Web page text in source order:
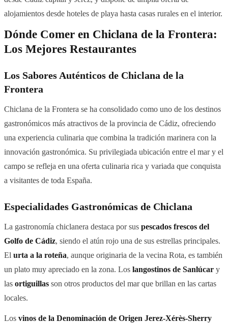
alojamientos desde hoteles de playa hasta casas rurales en el interior.
Dónde Comer en Chiclana de la Frontera:
Los Mejores Restaurantes
Los Sabores Auténticos de Chiclana de la
Frontera
Chiclana de la Frontera se ha consolidado como uno de los destinos
gastronómicos más atractivos de la provincia de Cádiz, ofreciendo
una experiencia culinaria que combina la tradición marinera con la
innovación gastronómica. Su privilegiada ubicación entre el mar y el
campo se refleja en una oferta culinaria rica y variada que conquista
a visitantes de toda España.
Especialidades Gastronómicas de Chiclana
La gastronomía chiclanera destaca por sus pescados frescos del
Golfo de Cádiz, siendo el atún rojo una de sus estrellas principales.
El urta a la roteña, aunque originaria de la vecina Rota, es también
un plato muy apreciado en la zona. Los langostinos de Sanlúcar y
las ortiguillas son otros productos del mar que brillan en las cartas
locales.
Los vinos de la Denominación de Origen Jerez-Xérès-Sherry